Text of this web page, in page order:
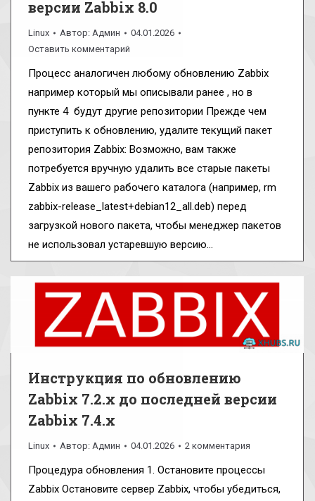
версии Zabbix 8.0
Linux Автор: Админ
04.01.2026
Оставить комментарий
Процесс аналогичен любому обновлению Zabbix
например который мы описывали ранее , но в
пункте 4 будут другие репозитории Прежде чем
приступить к обновлению, удалите текущий пакет
репозитория Zabbix: Возможно, вам также
потребуется вручную удалить все старые пакеты
Zabbix из вашего рабочего каталога (например, rm
zabbix-release_latest+debian12_all.deb) перед
загрузкой нового пакета, чтобы менеджер пакетов
не использовал устаревшую версию…
Инструкция по обновлению
Zabbix 7.2.x до последней версии
Zabbix 7.4.x
Linux Автор: Админ 04.01.2026 2 комментария
Процедура обновления 1. Остановите процессы
Zabbix Остановите сервер Zabbix, чтобы убедиться,